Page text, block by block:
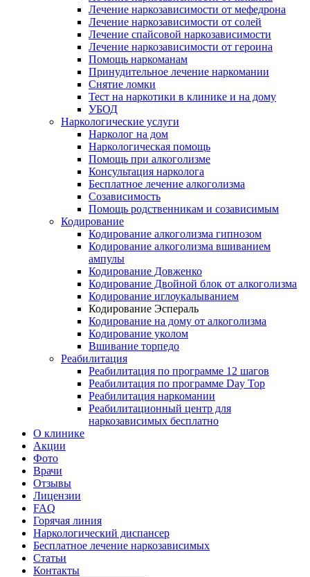
Лечение наркозависимости от мефедрона
Лечение наркозависимости от солей
Лечение спайсовой наркозависимости
Лечение наркозависимости от героина
Помощь наркоманам
Принудительное лечение наркомании
Снятие ломки
Тест на наркотики в клинике и на дому
УБОД
Наркологические услуги
Нарколог на дом
Наркологическая помощь
Помощь при алкоголизме
Консультация нарколога
Бесплатное лечение алкоголизма
Созависимость
Помощь родственникам и созависимым
Кодирование
Кодирование алкоголизма гипнозом
Кодирование алкоголизма вшиванием
ампулы
Кодирование Довженко
Кодирование Двойной блок от алкоголизма
Кодирование иглоукалыванием
Кодирование Эспераль
Кодирование на дому от алкоголизма
Кодирование уколом
Вшивание торпедо
Реабилитация
Реабилитация по программе 12 шагов
Реабилитация по программе Day Top
Реабилитация наркомании
Реабилитационный центр для
наркозависимых бесплатно
О клинике
Акции
Фото
Врачи
Отзывы
Лицензии
FAQ
Горячая линия
Наркологический диспансер
Бесплатное лечение наркозависимых
Статьи
Контакты